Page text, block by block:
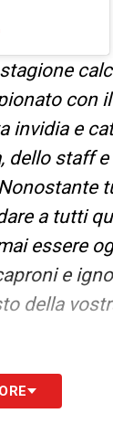
con
invidia e
staff
a tutti
essere
e
della